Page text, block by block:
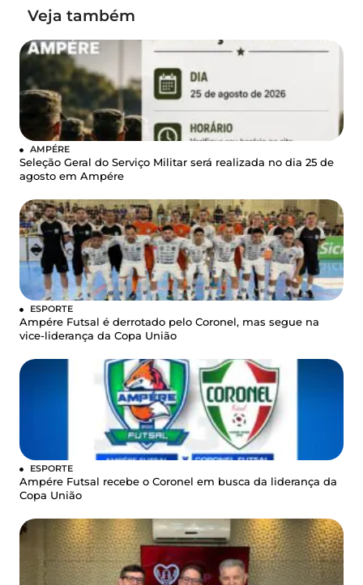
Veja também
AMPÉRE
Seleção Geral do Serviço Militar será realizada no dia 25 de
agosto em Ampére
ESPORTE
Ampére Futsal é derrotado pelo Coronel, mas segue na
vice-liderança da Copa União
ESPORTE
Ampére Futsal recebe o Coronel em busca da liderança da
Copa União